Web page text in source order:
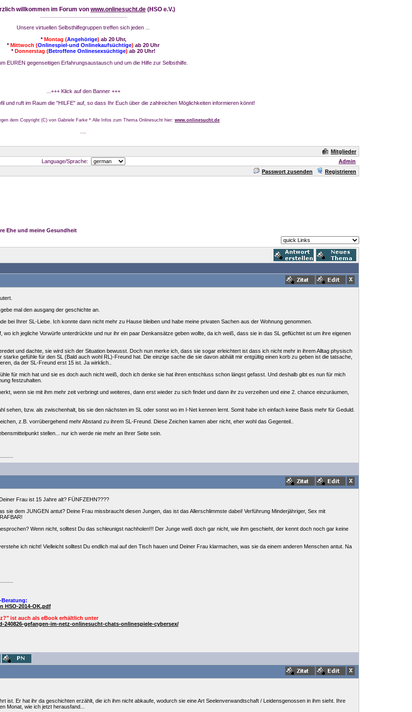
willkommen im Forum von www.onlinesucht.de(HSO e.V.)
Unsere virtuellen Selbsthilfegruppen treffen sich jeden ...
*Montag (Angehörige) ab 20 Uhr,
*Mittwoch (Onlinespiel-und Onlinekaufsüchtige) ab 20 Uhr
*Donnerstag (Betroffene Onlinesexsüchtige) ab 20 Uhr!
EUREN gegenseitigen Erfahrungsaustausch und um die Hilfe zur Selbsthilfe.
...+++ Klick auf den Banner +++
und ruft im Raum die "HILFE" auf, so dass Ihr Euch über die zahlreichen Möglichkeiten informieren könnt!
dem Copyright (C) von Gabriele Farke * Alle Infos zum Thema Onlinesucht hier: www.onlinesucht.de
Mitglieder
Language/Sprache:
Admin
Passwort zusenden Registrieren
Ehe und meine Gesundheit
mal den ausgang der geschichte an.
bei Ihrer SL-Liebe. Ich konnte dann nicht mehr zu Hause bleiben und habe meine privaten Sachen aus der Wohnung genommen.
wo ich jegliche Vorwürfe unterdrückte und nur ihr ein paar Denkansätze geben wollte, da ich weiß, dass sie in das SL geflüchtet ist um ihre eigenen
und dachte, sie wird sich der Situation bewusst. Doch nun merke ich, dass sie sogar erleichtert ist dass ich nicht mehr in ihrem Alltag physisch
gefühle für den SL (Bald auch wohl RL)-Freund hat. Die einzige sache die sie davon abhält mir entgültig einen korb zu geben ist die tatsache,
da der SL-Freund erst 15 ist. Ja wirklich..
für mich hat und sie es doch auch nicht weiß, doch ich denke sie hat ihren entschluss schon längst gefasst. Und deshalb gibt es nun für mich
festzuhalten.
wenn sie mit ihm mehr zeit verbringt und weiteres, dann erst wieder zu sich findet und dann ihr zu verzeihen und eine 2. chance einzuräumen,
sehen, bzw. als zwischenhalt, bis sie den nächsten im SL oder sonst wo im I-Net kennen lernt. Somit habe ich einfach keine Basis mehr für Geduld.
z.B. vorrübergehend mehr Abstand zu ihrem SL-Freund. Diese Zeichen kamen aber nicht, eher wohl das Gegenteil..
stellen... nur ich werde nie mehr an Ihrer Seite sein.
Frau ist 15 Jahre alt? FÜNFZEHN????
sie dem JUNGEN antut? Deine Frau missbraucht diesen Jungen, das ist das Allerschlimmste dabei! Verführung Minderjähriger, Sex mit
Wenn nicht, solltest Du das schleunigst nachholen!!! Der Junge weiß doch gar nicht, wie ihm geschieht, der kennt doch noch gar keine
ich nicht! Vielleicht solltest Du endlich mal auf den Tisch hauen und Deiner Frau klarmachen, was sie da einem anderen Menschen antut. Na
HSO-2014-OK.pdf
ist auch als eBook erhältlich unter
gefangen-im-netz-onlinesucht-chats-onlinespiele-cybersex/
ist. Er hat ihr da geschichten erzählt, die ich ihm nicht abkaufe, wodurch sie eine Art Seelenverwandtschaft / Leidensgenossen in ihm sieht. Ihre
Monat, wie ich jetzt herausfand...